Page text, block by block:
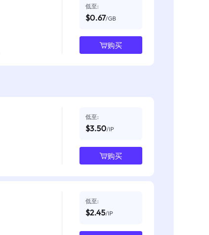
低至:
$0.67/GB
购买
低至:
$3.50/IP
购买
低至:
$2.45/IP